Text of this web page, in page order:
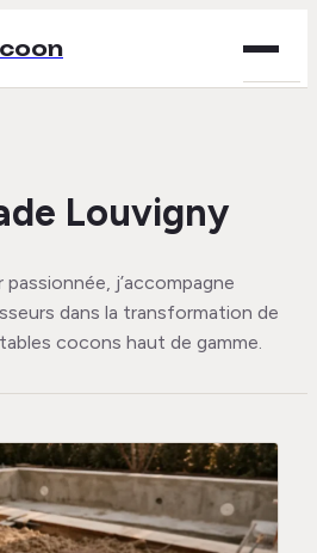
Louvigny
j’accompagne
dans la transformation de
cocons haut de gamme.